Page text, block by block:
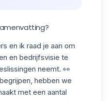
en ik raad je aan om
en bedrijfsvisie te
neemt. 👀
hebben we
met een aantal